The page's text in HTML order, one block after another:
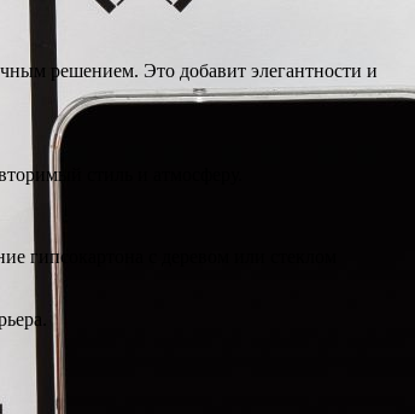
решением. Это добавит элегантности и
стиль и атмосферу.
гипсокартона с деревом или стеклом